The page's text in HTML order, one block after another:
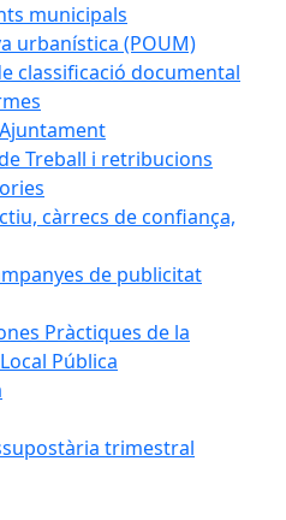
municipals
urbanística (POUM)
classificació documental
Treball i retribucions
càrrecs de confiança,
de publicitat
Pràctiques de la
Pública
trimestral